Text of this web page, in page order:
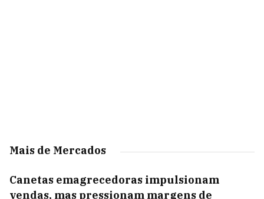
Mais de Mercados
Canetas emagrecedoras impulsionam
vendas, mas pressionam margens de